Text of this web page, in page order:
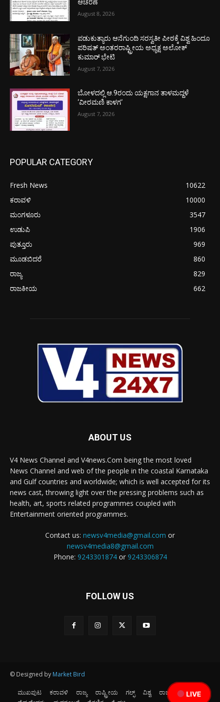
LIVE
ಆಚರಣೆ
August 8, 2026
ಪಡುಕುತ್ಯಾರು ಆನೆಗುಂದಿ ಸರಸ್ವತೀ ಪೀಠಕ್ಕೆ ವಿಶ್ವ ಹಿಂದೂ
ಪರಿಷತ್ ಅಂತರರಾಷ್ಟ್ರೀಯ ಅಧ್ಯಕ್ಷ ಅಲೋಕ್
ಕುಮಾರ್ ಭೇಟಿ
August 7, 2026
ಬೋಳದಲ್ಲಿ ಆ.9ರಂದು ಯಕ್ಷಗಾನ ತಾಳಮದ್ದಳೆ
‘ವೀರಮಣಿ ಕಾಳಗ’
August 7, 2026
POPULAR CATEGORY
Fresh News
10622
ಕರಾವಳಿ
10000
ಮಂಗಳೂರು
3547
ಉಡುಪಿ
1906
ಪುತ್ತೂರು
969
ಮೂಡಬಿದರೆ
860
ರಾಜ್ಯ
829
ರಾಜಕೀಯ
662
ABOUT US
V4 News Channel and V4news.Com being the most loved
News Channel and web of the people in the coastal Karnataka
and Gulf countries and worldwide; which is well accepted for its
news cast, throwing light over the pressing problems such as
health, art, sports related programmes coupled with
Entertainment oriented programmes.
Contact us: newsv4media@gmail.com or
newsv4media8@gmail.com
Phone: 9243301874or 9243306874
FOLLOW US
© Designed by Market Bird
ಮುಖಪುಟ ಕರಾವಳಿ ರಾಜ್ಯ ರಾಷ್ಟ್ರೀಯ ಗಲ್ಫ್ ವಿಶ್ವ ರಾಜಕೀಯ
ಕ್ರೀಡೆ